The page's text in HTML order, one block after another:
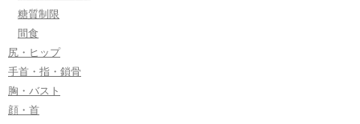
糖質制限
間食
尻・ヒップ
手首・指・鎖骨
胸・バスト
顔・首